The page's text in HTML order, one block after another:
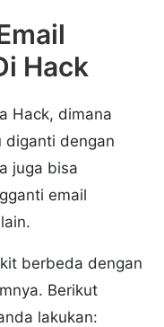
Hack
Hack, dimana
diganti dengan
juga bisa
email
berbeda dengan
Berikut
lakukan: